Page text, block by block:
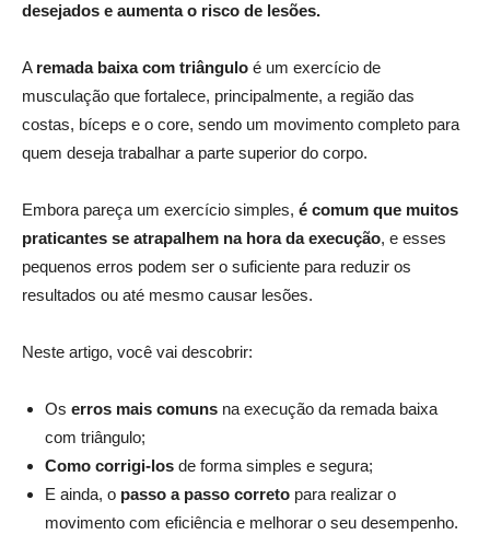
desejados e aumenta o risco de lesões.
A remada baixa com triângulo é um exercício de
musculação que fortalece, principalmente, a região das
costas, bíceps e o core, sendo um movimento completo para
quem deseja trabalhar a parte superior do corpo.
Embora pareça um exercício simples, é comum que muitos
praticantes se atrapalhem na hora da execução, e esses
pequenos erros podem ser o suficiente para reduzir os
resultados ou até mesmo causar lesões.
Neste artigo, você vai descobrir:
Os erros mais comuns na execução da remada baixa
com triângulo;
Como corrigi-los de forma simples e segura;
E ainda, o passo a passo correto para realizar o
movimento com eficiência e melhorar o seu desempenho.